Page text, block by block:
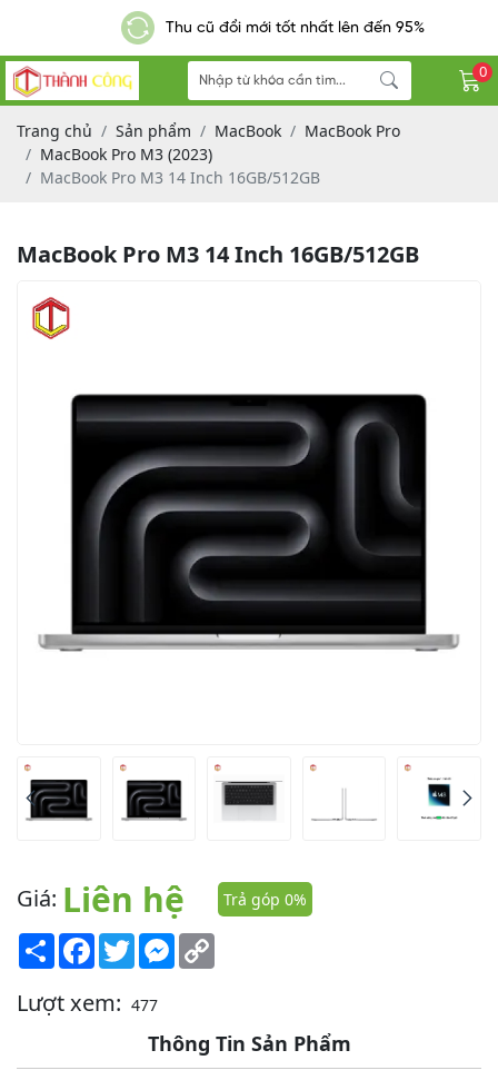
Giao hàng nhanh - Miễn phí đơn hàng từ 300k
0
Trang chủ Sản phẩm MacBook
MacBook Pro
MacBook Pro M3 (2023)
MacBook Pro M3 14 Inch 16GB/512GB
MacBook Pro M3 14 Inch 16GB/512GB
Giá: Liên hệ
Trả góp 0%
Share Facebook
TwitterMessenger
Lượt xem: 477
Thông Tin Sản Phẩm